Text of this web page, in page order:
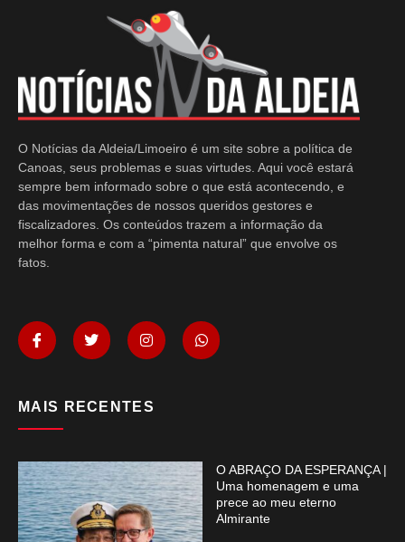
O Notícias da Aldeia/Limoeiro é um site sobre a política de
Canoas, seus problemas e suas virtudes. Aqui você estará
sempre bem informado sobre o que está acontecendo, e
das movimentações de nossos queridos gestores e
fiscalizadores. Os conteúdos trazem a informação da
melhor forma e com a “pimenta natural” que envolve os
fatos.
MAIS RECENTES
O ABRAÇO DA ESPERANÇA |
Uma homenagem e uma
prece ao meu eterno
Almirante